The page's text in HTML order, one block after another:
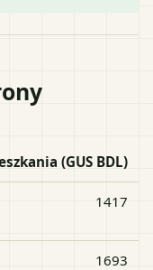
(GUS BDL)
1417
1693